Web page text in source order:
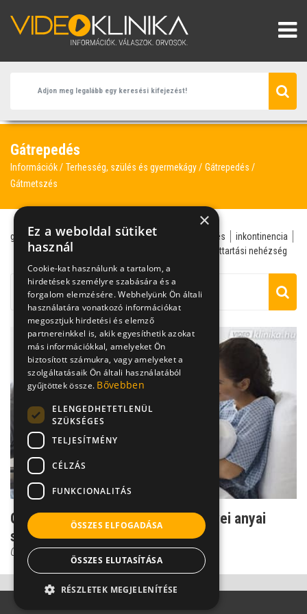
Gátrepedés
Információk Terhesség, szülés és gyermekágy
Gátrepedés
Gátmetszés
gátrepedés nőgyógyász baba-mama gátmetszés
inkontinencia
méhsüllyedés
vizelettartási nehézség
Gombos Edina: a gátmetszés előnyei anyai
szempontból
Gombos Edina
×
Ez a weboldal sütiket
használ
Cookie-kat használunk a tartalom, a
hirdetések személyre szabására és a
forgalom elemzésére. Webhelyünk Ön általi
használatára vonatkozó információkat
megosztjuk hirdetési és elemző
partnereinkkel is, akik egyesíthetik azokat
más információkkal, amelyeket Ön
biztosított számukra, vagy amelyeket a
szolgáltatásaik Ön általi használatából
gyűjtöttek össze. Bővebben
ELENGEDHETETLENÜL
SZÜKSÉGES
TELJESÍTMÉNY
CÉLZÁS
FUNKCIONALITÁS
ÖSSZES ELFOGADÁSA
ÖSSZES ELUTASÍTÁSA
RÉSZLETEK MEGJELENÍTÉSE